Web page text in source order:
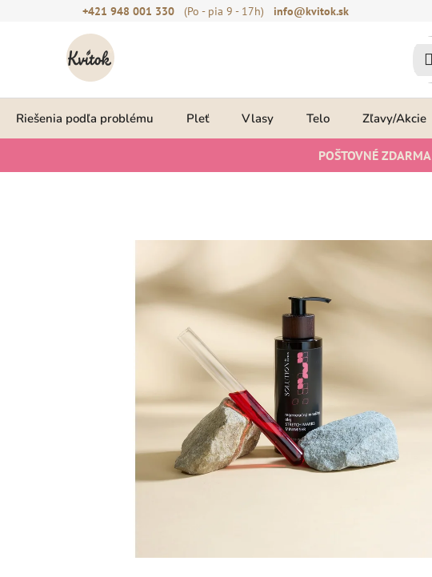
+421 948 001 330 (Po - pia 9 - 17h) info@kvitok.sk
Riešenia podľa problému Pleť Vlasy Telo Zľavy/Akcie
POŠTOVNÉ ZDARMA